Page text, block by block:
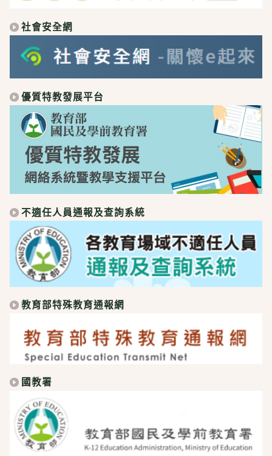
社會安全網
優質特教發展平台
不適任人員通報及查詢系統
教育部特殊教育通報網
國教署